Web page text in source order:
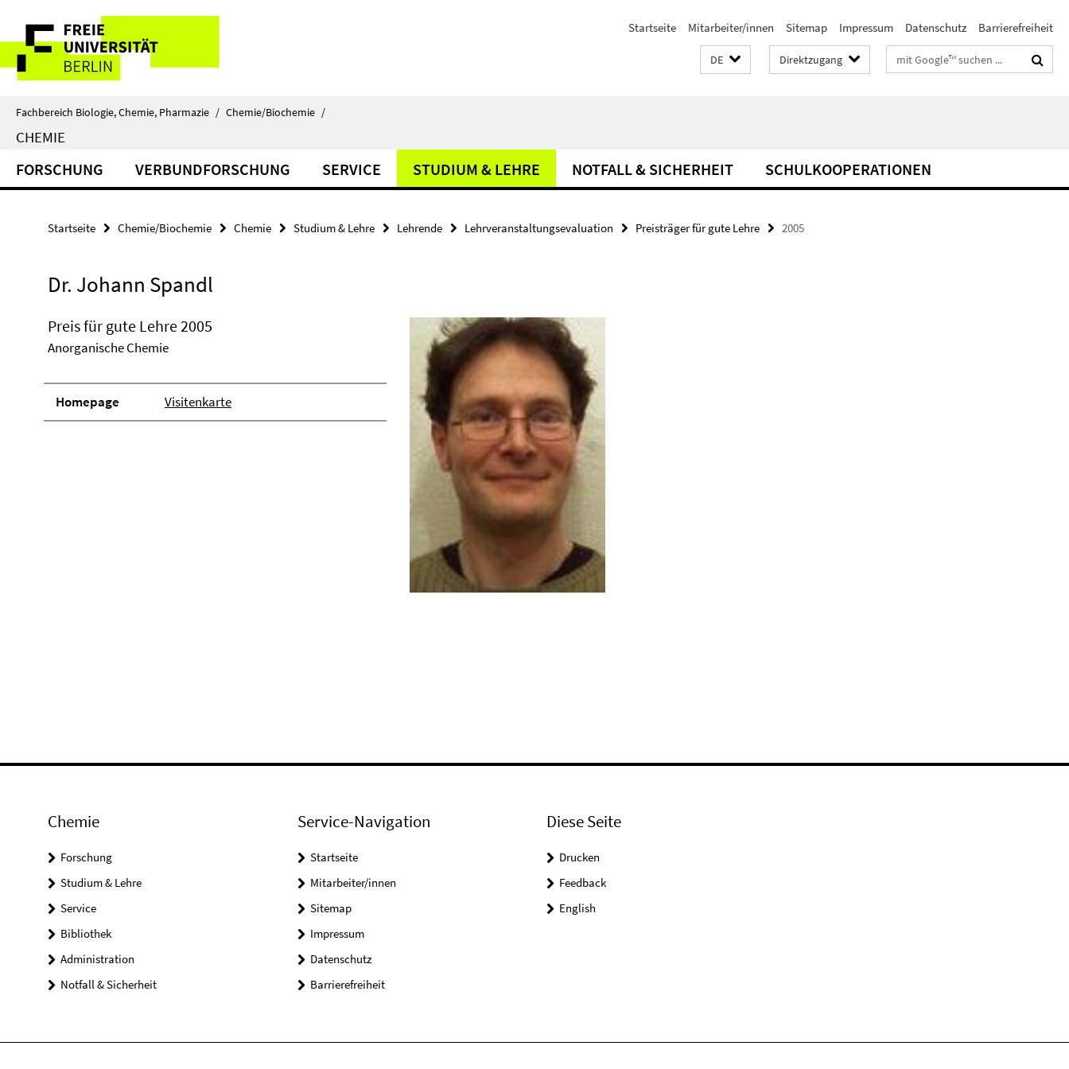
direkt
Inhalt
Service-
Navigation
Startseite Mitarbeiter/innen Sitemap Impressum Datenschutz Barrierefreiheit
DE Direktzugang Suchbegriffe
Fachbereich Biologie, Chemie, Pharmazie / Chemie/Biochemie /
CHEMIE
FORSCHUNG VERBUNDFORSCHUNG SERVICE STUDIUM & LEHRE NOTFALL & SICHERHEIT SCHULKOOPERATIONEN
Startseite Chemie/Biochemie Chemie Studium & Lehre Lehrende Lehrveranstaltungsevaluation Preisträger für gute Lehre 2005
Dr. Johann Spandl
Preis für gute Lehre 2005
Anorganische Chemie
Homepage Visitenkarte
Chemie
Forschung
Studium & Lehre
Service
Bibliothek
Administration
Notfall & Sicherheit
Service-Navigation
Startseite
Mitarbeiter/innen
Sitemap
Impressum
Datenschutz
Barrierefreiheit
Diese Seite
Drucken
Feedback
English